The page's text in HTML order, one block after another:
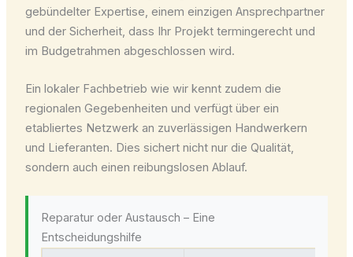
gebündelter Expertise, einem einzigen Ansprechpartner
und der Sicherheit, dass Ihr Projekt termingerecht und
im Budgetrahmen abgeschlossen wird.
Ein lokaler Fachbetrieb wie wir kennt zudem die
regionalen Gegebenheiten und verfügt über ein
etabliertes Netzwerk an zuverlässigen Handwerkern
und Lieferanten. Dies sichert nicht nur die Qualität,
sondern auch einen reibungslosen Ablauf.
Reparatur oder Austausch – Eine
Entscheidungshilfe